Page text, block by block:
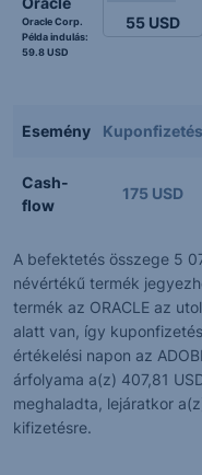
Oracle Corp.
Példa indulás:
59.8 USD
55 USD
Esemény Kuponfizetés
Cash-
flow
175 USD
A befektetés összege 5
névértékű termék
termék az ORACLE az
alatt van, így
értékelési napon az
árfolyama a(z) 407,81
meghaladta, lejáratkor
kifizetésre.